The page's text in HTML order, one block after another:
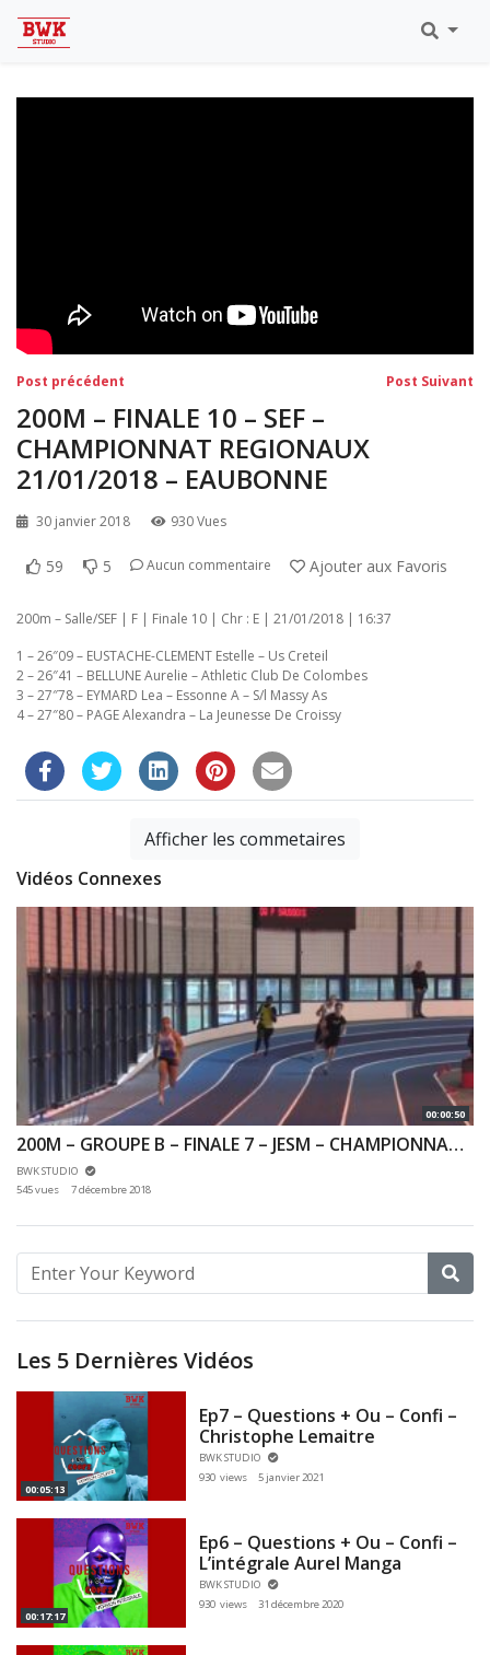
Eaubonne 2019
Navigation
de
l’article
Post précédent Post Suivant
200M – FINALE 10 – SEF –
CHAMPIONNAT REGIONAUX
21/01/2018 – EAUBONNE
30 janvier 2018 930 Vues
59 5 Aucun commentaire Ajouter aux Favoris
200m – Salle/SEF | F | Finale 10 | Chr : E | 21/01/2018 | 16:37
1 – 26″09 – EUSTACHE-CLEMENT Estelle – Us Creteil
2 – 26″41 – BELLUNE Aurelie – Athletic Club De Colombes
3 – 27″78 – EYMARD Lea – Essonne A – S/l Massy As
4 – 27″80 – PAGE Alexandra – La Jeunesse De Croissy
Afficher les commetaires
Vidéos Connexes
00:00:50
200M – GROUPE B – FINALE 7 – JESM – CHAMPIONNAT 92 & 78 INDOOR 02/12/2018 – EAUBONNE
BWK STUDIO
545 vues
7 décembre 2018
Les 5 Dernières Vidéos
00:05:13
Ep7 – Questions + Ou – Confi –
Christophe Lemaitre
BWK STUDIO
930 views
5 janvier 2021
00:17:17
Ep6 – Questions + Ou – Confi –
L’intégrale Aurel Manga
BWK STUDIO
930 views
31 décembre 2020